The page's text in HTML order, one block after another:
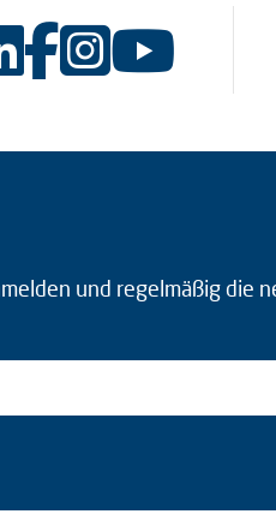
und regelmäßig die